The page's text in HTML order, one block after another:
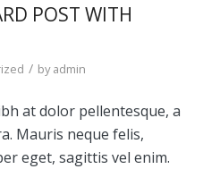
POST WITH
/ byadmin
at dolor pellentesque, a
Mauris neque felis,
eget, sagittis vel enim.